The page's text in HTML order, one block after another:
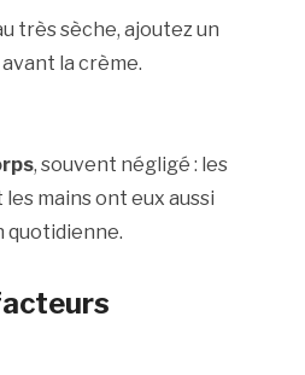
très sèche, ajoutez un
avant la crème.
, souvent négligé : les
mains ont eux aussi
quotidienne.